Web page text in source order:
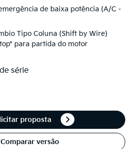
de baixa potência (A/C -
Tipo Coluna (Shift by Wire)
para partida do motor
série
proposta
Comparar versão